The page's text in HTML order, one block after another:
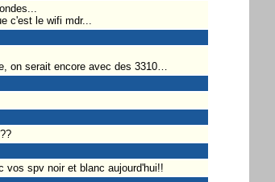
c'est le wifi mdr...
on serait encore avec des 3310…
vos spv noir et blanc aujourd'hui!!